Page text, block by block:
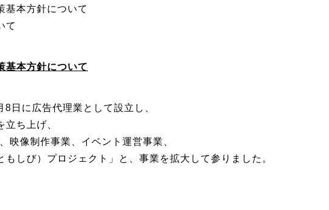
基本方針について
て
基本方針について
日に広告代理業として設立し、
ち上げ、
映像制作事業、イベント運営事業、
しび）プロジェクト」と、事業を拡大して参りました。